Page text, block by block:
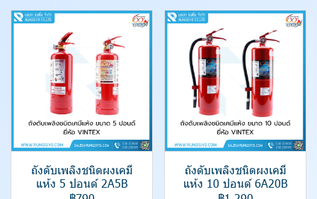
ถังดับเพลิงชนิดผงเคมี
แห้ง 5 ปอนด์ 2A5B
ถังดับเพลิงชนิดผงเคมี
แห้ง 10 ปอนด์ 6A20B